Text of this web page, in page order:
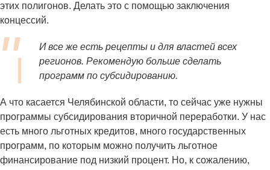
этих полигонов. Делать это с помощью заключения
концессий.
И все же есть рецепты и для властей всех
регионов. Рекомендую больше сделать
программ по субсидированию.
А что касается Челябинской области, то сейчас уже нужны
программы субсидирования вторичной переработки. У нас
есть много льготных кредитов, много государственных
программ, по которым можно получить льготное
финансирование под низкий процент. Но, к сожалению,